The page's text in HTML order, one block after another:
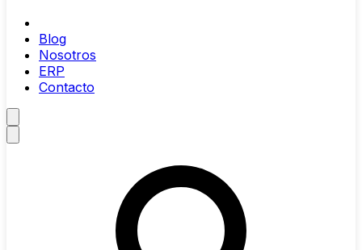
Blog
Nosotros
ERP
Contacto